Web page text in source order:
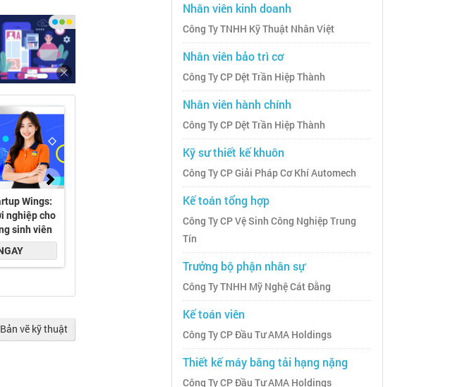
Bản vẽ kỹ thuật
Nhân viên kinh doanh
Công Ty TNHH Kỹ Thuật Nhân Việt
Nhân viên bảo trì cơ
Công Ty CP Dệt Trần Hiệp Thành
Nhân viên hành chính
Công Ty CP Dệt Trần Hiệp Thành
Kỹ sư thiết kế khuôn
Công Ty CP Giải Pháp Cơ Khí Automech
Kế toán tổng hợp
Công Ty CP Vệ Sinh Công Nghiệp Trung
Tín
Trưởng bộ phận nhân sự
Công Ty TNHH Mỹ Nghệ Cát Đằng
Kế toán viên
Công Ty CP Đầu Tư AMA Holdings
Thiết kế máy băng tải hạng nặng
Công Ty CP Đầu Tư AMA Holdings